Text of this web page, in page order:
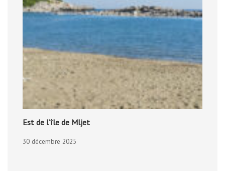
Est de l’île de Mljet
30 décembre 2025